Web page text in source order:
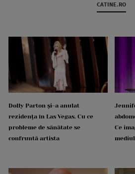
CATINE.RO
Dolly Parton și-a anulat
rezidența în Las Vegas. Cu ce
probleme de sănătate se
confruntă artista
Ce